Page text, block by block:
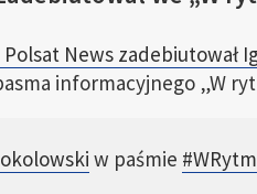
News zadebiutował
informacyjnego „W
w paśmie